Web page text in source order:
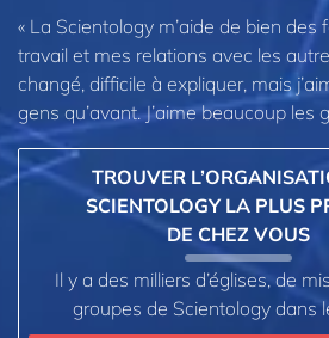
« La Scientology m’aide de bien des
travail et mes relations avec les
changé, difficile à expliquer, mais
gens qu’avant. J’aime beaucoup les
TROUVER
SCIENTOLOGY LA PLUS
DE CHEZ VOUS
Il y a des milliers d’églises, de
groupes de Scientology dans